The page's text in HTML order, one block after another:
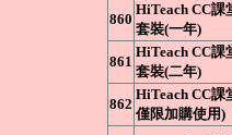
860
HiTeach CC課
套裝(一年)
861
HiTeach CC課
套裝(二年)
862
HiTeach CC課
僅限加購使用)